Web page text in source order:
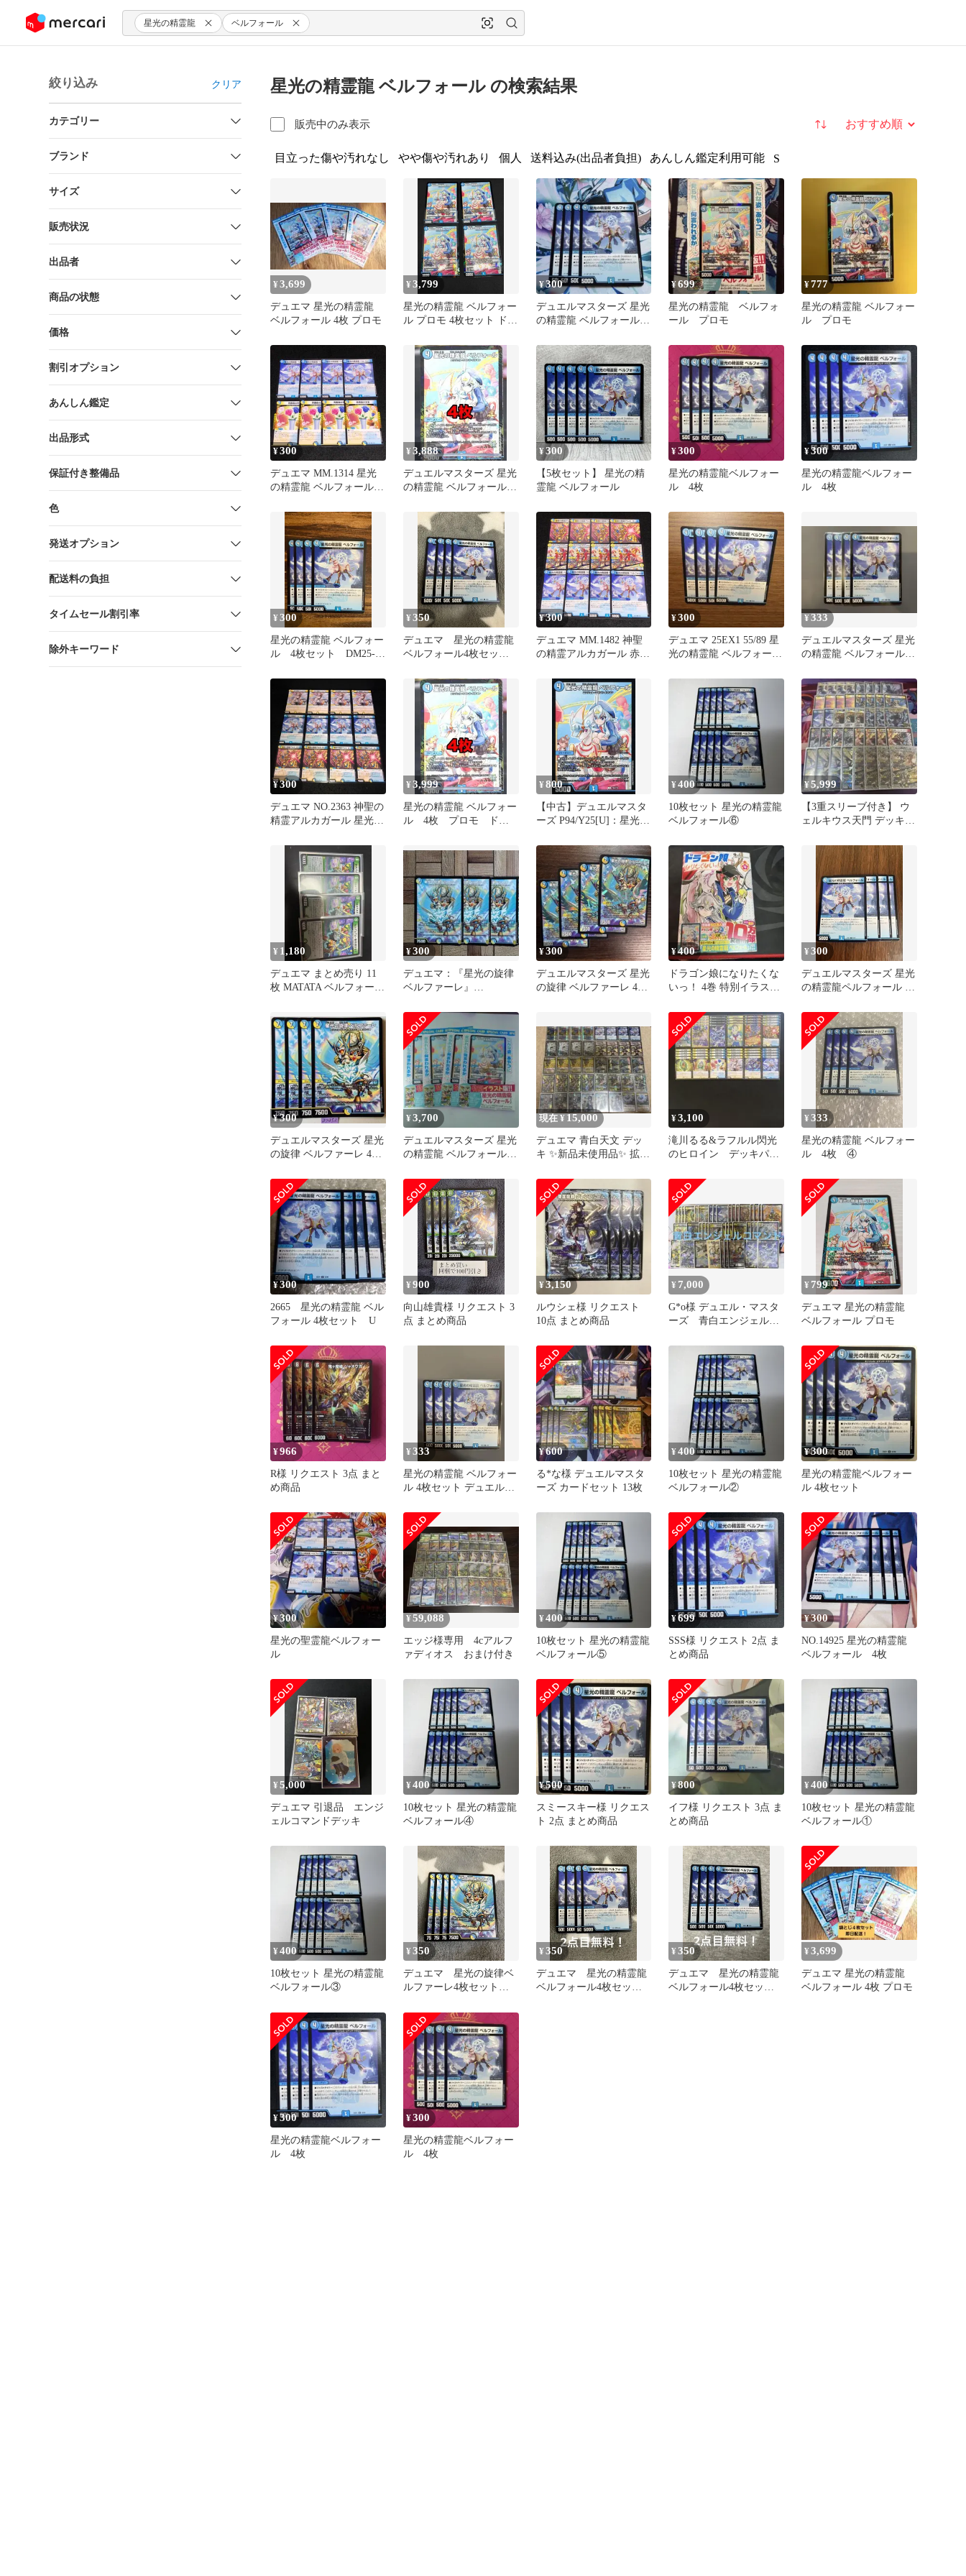
ツにスキップ 星光の精霊龍 ベルフォール
絞り込み クリア
カテゴリー
ブランド
サイズ
販売状況
出品者
商品の状態
価格
割引オプション
あんしん鑑定
出品形式
保証付き整備品
色
発送オプション
配送料の負担
タイムセール割引率
除外キーワード
星光の精霊龍 ベルフォール の検索結果
販売中のみ表示 並び替え
目立った傷や汚れなし やや傷や汚れあり 個人 送料込み(出品者負担) あんしん鑑定利用可能 S
¥3,699
デュエマ 星光の精霊龍
ベルフォール 4枚 プロモ
¥3,799
星光の精霊龍 ベルフォー
ル プロモ 4枚セット ドラ
¥300
デュエルマスターズ 星光
の精霊龍 ベルフォール 4
¥699
星光の精霊龍 ベルフォ
ール プロモ
¥777
星光の精霊龍 ベルフォー
ル プロモ
¥300
デュエマ MM.1314 星光
の精霊龍 ベルフォール
¥3,888
デュエルマスターズ 星光
の精霊龍 ベルフォール
ン娘
¥300
【5枚セット】 星光の精
霊龍 ベルフォール
¥300
星光の精霊龍ベルフォー
ル 4枚
¥300
星光の精霊龍ベルフォー
ル 4枚
¥300
星光の精霊龍 ベルフォー
ル 4枚セット DM25-
¥350
デュエマ 星光の精霊龍
ベルフォール4枚セッ
¥300
デュエマ MM.1482 神聖
の精霊アルカガール 赤薔
ズ 「ハゲしくアツかりし
スパークよ!」 星光の精
霊龍 ベルフォール
¥300
デュエマ 25EX1 55/89 星
光の精霊龍 ベルフォール
¥333
デュエルマスターズ 星光
の精霊龍 ベルフォール 4
¥300
デュエマ NO.2363 神聖の
精霊アルカガール 星光の
聖霊アンビアス 各4枚 計
¥3,999
星光の精霊龍 ベルフォー
ル 4枚 プロモ ドラ
¥800
【中古】デュエルマスタ
ーズ P94/Y25[U]：星光の
¥400
10枚セット 星光の精霊龍
ベルフォール⑥
¥5,999
【3重スリーブ付き】 ウ
ェルキウス天門 デッキ
¥ 1,180
デュエマ まとめ売り 11
枚 MATATA ベルフォール
¥300
デュエマ：『星光の旋律
ベルファーレ』
¥300
デュエルマスターズ 星光
の旋律 ベルファーレ 4枚
¥400
ドラゴン娘になりたくな
いっ！ 4巻 特別イラスト
¥300
デュエルマスターズ 星光
の精霊龍ペルフォール 4
¥300
デュエルマスターズ 星光
の旋律 ベルファーレ 4枚
¥3,700
デュエルマスターズ 星光
の精霊龍 ベルフォール
ン娘
現在 ¥ 15,000
デュエマ 青白天文 デッ
キ ✨️新品未使用品✨️ 拡張
¥3,100
滝川るる&ラフルル閃光
のヒロイン デッキパー
¥333
星光の精霊龍 ベルフォー
ル 4枚 ④
¥300
2665 星光の精霊龍 ベル
フォール 4枚セット U
¥900
向山雄貴様 リクエスト 3
点 まとめ商品
¥3,150
ルウシェ様 リクエスト
10点 まとめ商品
¥ 7,000
G*o様 デュエル・マスタ
ーズ 青白エンジェルコ
¥ 799
デュエマ 星光の精霊龍
ベルフォール プロモ
¥966
R様 リクエスト 3点 まと
め商品
¥333
星光の精霊龍 ベルフォー
ル 4枚セット デュエルマ
¥600
る*な様 デュエルマスタ
ーズ カードセット 13枚
¥400
10枚セット 星光の精霊龍
ベルフォール②
¥300
星光の精霊龍ベルフォー
ル 4枚セット
¥300
星光の聖霊龍ベルフォー
ル
¥59,088
エッジ様専用 4cアルフ
ァディオス おまけ付き
¥400
10枚セット 星光の精霊龍
ベルフォール⑤
¥699
SSS様 リクエスト 2点 ま
とめ商品
¥300
NO.14925 星光の精霊龍
ベルフォール 4枚
¥5,000
デュエマ 引退品 エンジ
ェルコマンドデッキ
¥400
10枚セット 星光の精霊龍
ベルフォール④
¥500
スミースキー様 リクエス
ト 2点 まとめ商品
¥800
イフ様 リクエスト 3点 ま
とめ商品
¥400
10枚セット 星光の精霊龍
ベルフォール①
¥400
10枚セット 星光の精霊龍
ベルフォール③
¥350
デュエマ 星光の旋律ベ
ルファーレ4枚セット 2
¥350
デュエマ 星光の精霊龍
ベルフォール4枚セッ
¥350
デュエマ 星光の精霊龍
ベルフォール4枚セッ
¥3,699
デュエマ 星光の精霊龍
ベルフォール 4枚 プロモ
¥300
星光の精霊龍ベルフォー
ル 4枚
¥300
星光の精霊龍ベルフォー
ル 4枚